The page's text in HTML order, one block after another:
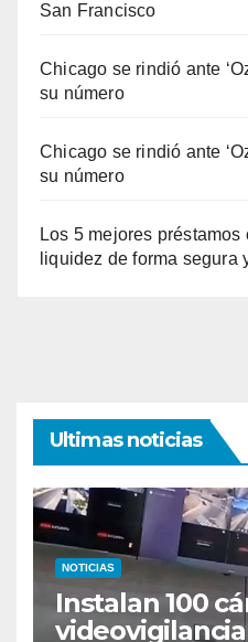
San Francisco
Chicago se rindió ante
su número
Chicago se rindió ante
su número
Los 5 mejores
liquidez de forma segura
Ultimas noticias
NOTICIAS
Instalan 100